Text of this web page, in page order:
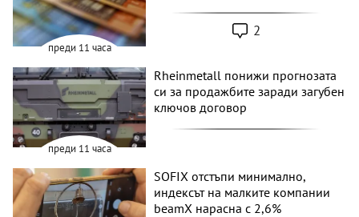
преди 11 часа
2
преди 11 часа
Rheinmetall понижи прогнозата
си за продажбите заради загубен
ключов договор
SOFIX отстъпи минимално,
индексът на малките компании
beamX нарасна с 2,6%